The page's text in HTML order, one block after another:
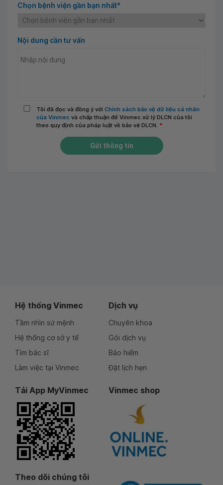
Chọn bệnh viện gần bạn nhất*
Nội dung cần tư vấn
Tôi đã đọc và đồng ý với Chính sách bảo vệ dữ liệu cá nhân
của Vinmec và chấp thuận để Vinmec xử lý DLCN của tôi
theo quy định của pháp luật về bảo vệ DLCN. *
Gửi thông tin
Hệ thống Vinmec
Tầm nhìn sứ mệnh
Hệ thống cơ sở y tế
Tìm bác sĩ
Làm việc tại Vinmec
Dịch vụ
Chuyên khoa
Gói dịch vụ
Bảo hiểm
Đặt lịch hẹn
Tải App MyVinmec Vinmec shop
Theo dõi chúng tôi